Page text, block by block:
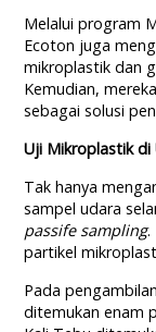
Melalui program
Ecoton juga
mikroplastik dan
Kemudian,
sebagai solusi
Uji Mikroplastik di
Tak hanya
sampel udara
passife sampling.
partikel
Pada
ditemukan enam